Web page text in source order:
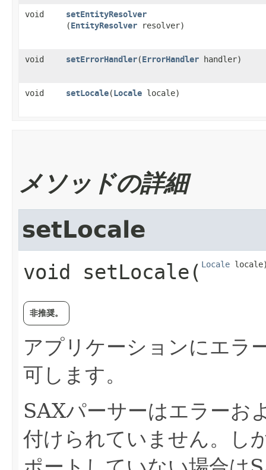
void setEntityResolver
(EntityResolver resolver)
void setErrorHandler​(ErrorHandler handler)
void setLocale​(Locale locale)
メソッドの詳細
setLocale
void setLocale​( Locale
非推奨。
アプリケーションにエラ
可します。
SAXパーサーはエラーお
付けられていません。し